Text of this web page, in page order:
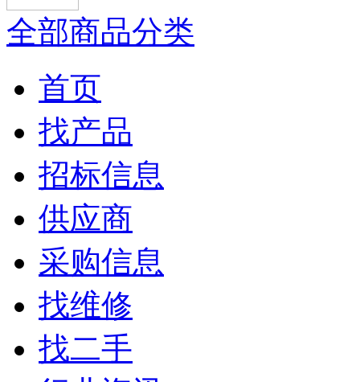
全部商品分类
首页
找产品
招标信息
供应商
采购信息
找维修
找二手